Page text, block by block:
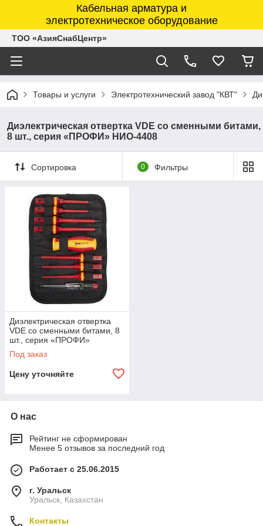
Кабельная арматура и
электротехническое оборудование
ТОО «АзияСнабЦентр»
Товары и услуги Электротехнический завод "КВТ"
Диэлектрическая отвертка VDE со сменными битами,
8 шт., серия «ПРОФИ» НИО-4408
Сортировка 0 Фильтры
Диэлектрическая отвертка
VDE со сменными битами, 8
шт., серия «ПРОФИ»
НИО-4408 КВТ НИО-4408
Под заказ
Цену уточняйте
О нас
Рейтинг не сформирован
Менее 5 отзывов за последний год
Работает с 25.06.2015
г. Уральск
Уральск, Казахстан
Контакты